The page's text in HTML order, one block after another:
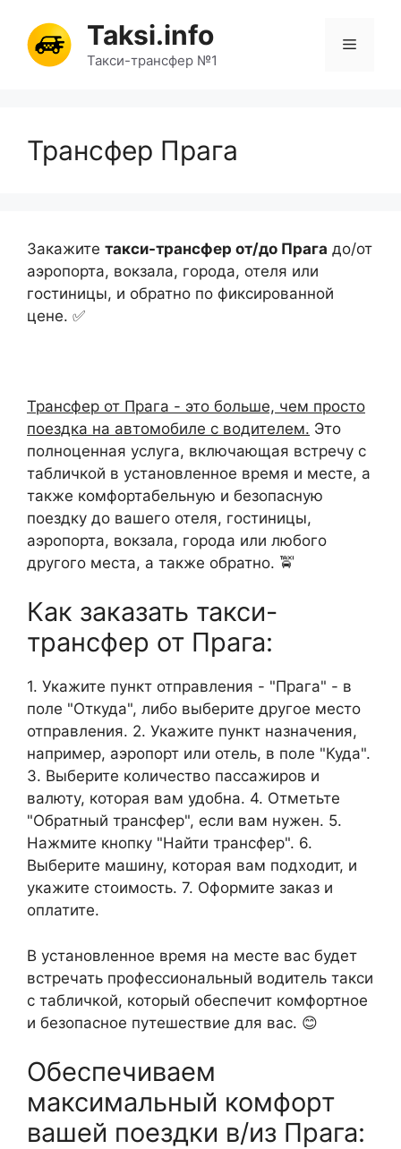
содержимому
Taksi.info
Такси-трансфер №1
Меню
Трансфер Прага
Закажите такси-трансфер от/до Прага до/от
аэропорта, вокзала, города, отеля или
гостиницы, и обратно по фиксированной
цене. ✅
Трансфер от Прага - это больше, чем просто
поездка на автомобиле с водителем. Это
полноценная услуга, включающая встречу с
табличкой в установленное время и месте, а
также комфортабельную и безопасную
поездку до вашего отеля, гостиницы,
аэропорта, вокзала, города или любого
другого места, а также обратно. 🚖
Как заказать такси-
трансфер от Прага:
1. Укажите пункт отправления - "Прага" - в
поле "Откуда", либо выберите другое место
отправления. 2. Укажите пункт назначения,
например, аэропорт или отель, в поле "Куда".
3. Выберите количество пассажиров и
валюту, которая вам удобна. 4. Отметьте
"Обратный трансфер", если вам нужен. 5.
Нажмите кнопку "Найти трансфер". 6.
Выберите машину, которая вам подходит, и
укажите стоимость. 7. Оформите заказ и
оплатите.
В установленное время на месте вас будет
встречать профессиональный водитель такси
с табличкой, который обеспечит комфортное
и безопасное путешествие для вас. 😊
Обеспечиваем
максимальный комфорт
вашей поездки в/из Прага: